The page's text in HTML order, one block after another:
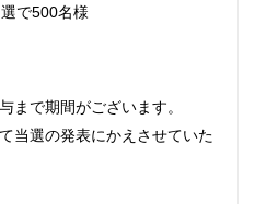
で500名様
まで期間がございます。
当選の発表にかえさせていた